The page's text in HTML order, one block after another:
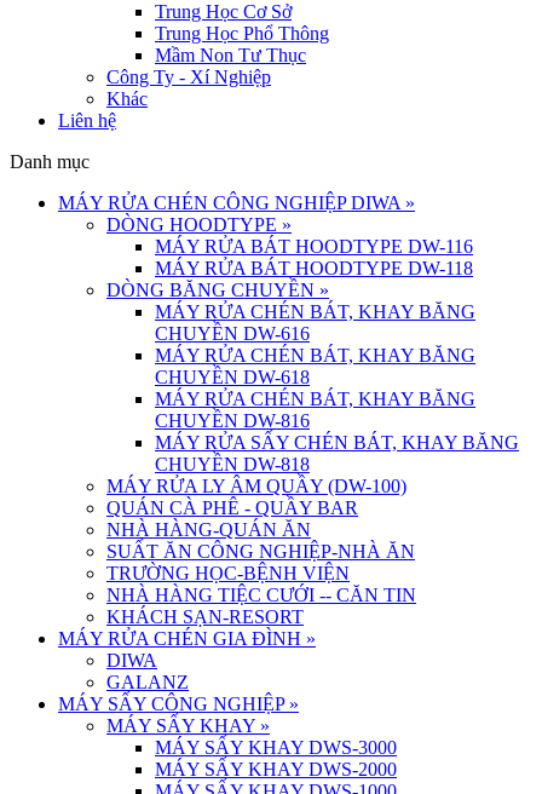
Trung Học Cơ Sở
Trung Học Phổ Thông
Mầm Non Tư Thục
Công Ty - Xí Nghiệp
Khác
Liên hệ
Danh mục
MÁY RỬA CHÉN CÔNG NGHIỆP DIWA »
DÒNG HOODTYPE »
MÁY RỬA BÁT HOODTYPE DW-116
MÁY RỬA BÁT HOODTYPE DW-118
DÒNG BĂNG CHUYỀN »
MÁY RỬA CHÉN BÁT, KHAY BĂNG
CHUYỀN DW-616
MÁY RỬA CHÉN BÁT, KHAY BĂNG
CHUYỀN DW-618
MÁY RỬA CHÉN BÁT, KHAY BĂNG
CHUYỀN DW-816
MÁY RỬA SẤY CHÉN BÁT, KHAY BĂNG
CHUYỀN DW-818
MÁY RỬA LY ÂM QUẦY (DW-100)
QUÁN CÀ PHÊ - QUẦY BAR
NHÀ HÀNG-QUÁN ĂN
SUẤT ĂN CÔNG NGHIỆP-NHÀ ĂN
TRƯỜNG HỌC-BỆNH VIỆN
NHÀ HÀNG TIỆC CƯỚI -- CĂN TIN
KHÁCH SẠN-RESORT
MÁY RỬA CHÉN GIA ĐÌNH »
DIWA
GALANZ
MÁY SẤY CÔNG NGHIỆP »
MÁY SẤY KHAY »
MÁY SẤY KHAY DWS-3000
MÁY SẤY KHAY DWS-2000